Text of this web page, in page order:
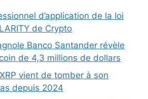
d’application de la loi
de Crypto
Banco Santander révèle
de 4,3 millions de dollars
vient de tomber à son
depuis 2024